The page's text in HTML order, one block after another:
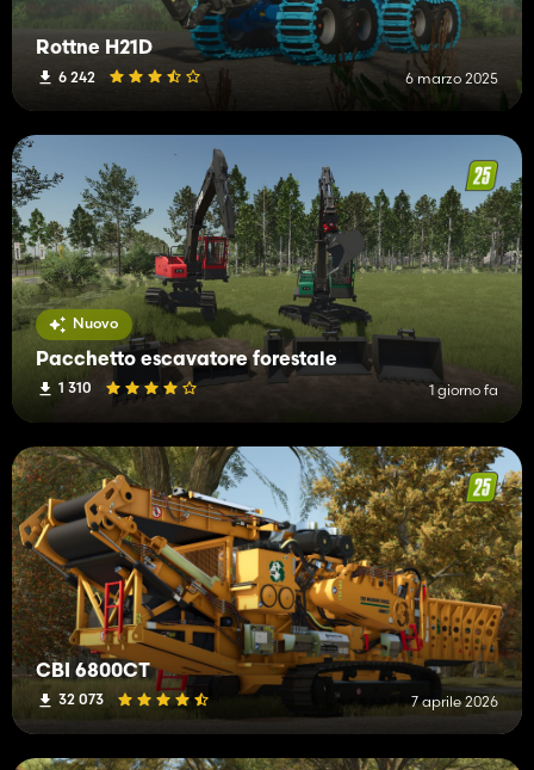
Rottne H21D
6 242 6 marzo 2025
Nuovo
Pacchetto escavatore forestale
1 310 1 giorno fa
CBI 6800CT
32 073 7 aprile 2026